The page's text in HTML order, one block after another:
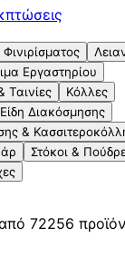
Εργαστηρίου
Ταινίες
Κόλλες
Διακόσμησης
&
Στόκοι &
72256